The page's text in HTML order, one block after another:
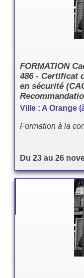
FORMATION
486 - Certificat
en sécurité
Ville : A Orange
Formation à la
Du 23 au 26